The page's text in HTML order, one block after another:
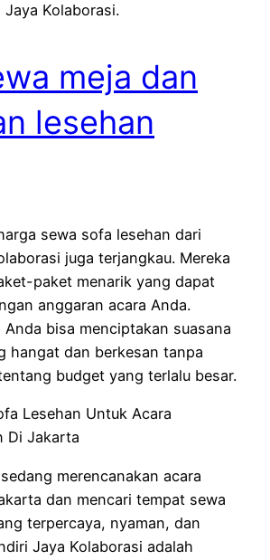
Kolaborasi.
meja dan
lesehan
sewa sofa lesehan dari
juga terjangkau. Mereka
paket menarik yang dapat
anggaran acara Anda.
bisa menciptakan suasana
hangat dan berkesan tanpa
budget yang terlalu besar.
merencanakan acara
dan mencari tempat sewa
terpercaya, nyaman, dan
Jaya Kolaborasi adalah